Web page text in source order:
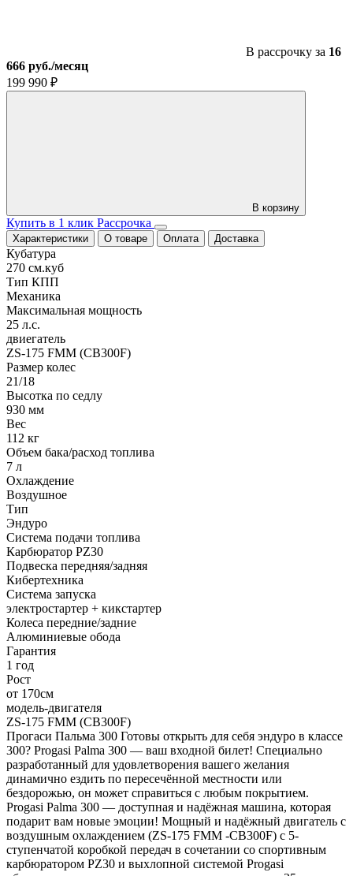
В рассрочку за 16
666 руб./месяц
199 990 ₽
В корзину
Купить в 1 клик Рассрочка
Характеристики О товаре Оплата Доставка
Кубатура
270 см.куб
Тип КПП
Механика
Максимальная мощность
25 л.с.
двиегатель
ZS-175 FMM (CB300F)
Размер колес
21/18
Высотка по седлу
930 мм
Вес
112 кг
Объем бака/расход топлива
7 л
Охлаждение
Воздушное
Тип
Эндуро
Система подачи топлива
Карбюратор PZ30
Подвеска передняя/задняя
Кибертехника
Система запуска
электростартер + кикстартер
Колеса передние/задние
Алюминиевые обода
Гарантия
1 год
Рост
от 170см
модель-двигателя
ZS-175 FMM (CB300F)
Прогаси Пальма 300 Готовы открыть для себя эндуро в классе
300? Progasi Palma 300 — ваш входной билет! Специально
разработанный для удовлетворения вашего желания
динамично ездить по пересечённой местности или
бездорожью, он может справиться с любым покрытием.
Progasi Palma 300 — доступная и надёжная машина, которая
подарит вам новые эмоции! Мощный и надёжный двигатель с
воздушным охлаждением (ZS-175 FMM -CB300F) с 5-
ступенчатой коробкой передач в сочетании со спортивным
карбюратором PZ30 и выхлопной системой Progasi